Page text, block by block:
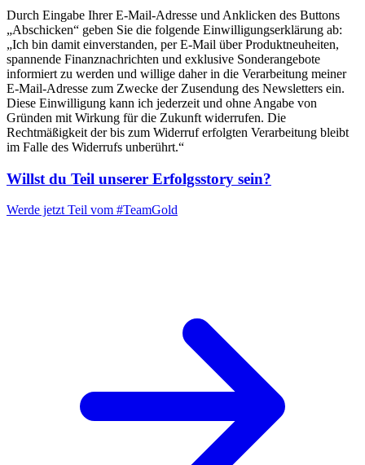
Durch Eingabe Ihrer E-Mail-Adresse und Anklicken des Buttons
„Abschicken“ geben Sie die folgende Einwilligungserklärung ab:
„Ich bin damit einverstanden, per E-Mail über Produktneuheiten,
spannende Finanznachrichten und exklusive Sonderangebote
informiert zu werden und willige daher in die Verarbeitung meiner
E-Mail-Adresse zum Zwecke der Zusendung des Newsletters ein.
Diese Einwilligung kann ich jederzeit und ohne Angabe von
Gründen mit Wirkung für die Zukunft widerrufen. Die
Rechtmäßigkeit der bis zum Widerruf erfolgten Verarbeitung bleibt
im Falle des Widerrufs unberührt.“
Willst du Teil unserer Erfolgsstory sein?
Werde jetzt Teil vom #TeamGold